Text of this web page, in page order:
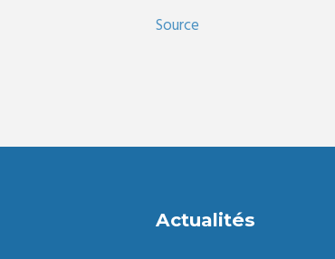
Source
Actualités